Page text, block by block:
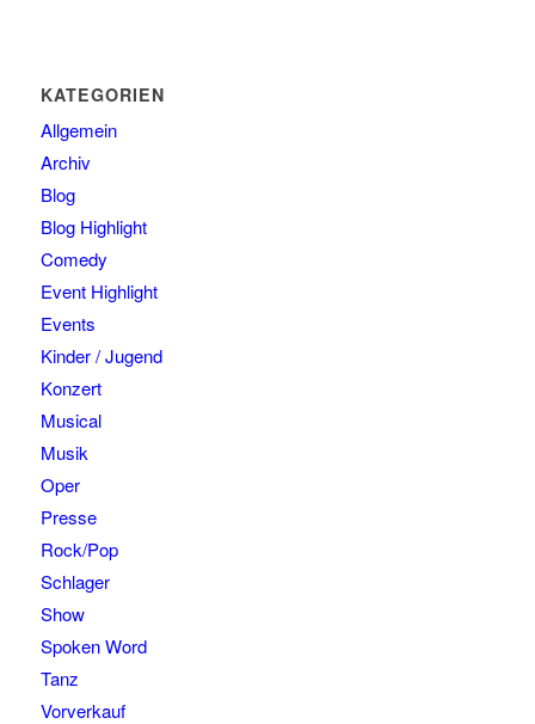
KATEGORIEN
Allgemein
Archiv
Blog
Blog Highlight
Comedy
Event Highlight
Events
Kinder / Jugend
Konzert
Musical
Musik
Oper
Presse
Rock/Pop
Schlager
Show
Spoken Word
Tanz
Vorverkauf